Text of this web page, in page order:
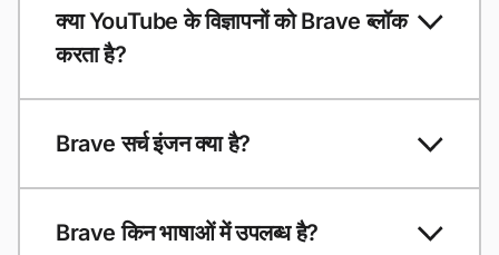
क्या YouTube के विज्ञापनों को Brave ब्लॉक
करता है?
Brave सर्च इंजन क्या है?
Brave किन भाषाओं में उपलब्ध है?